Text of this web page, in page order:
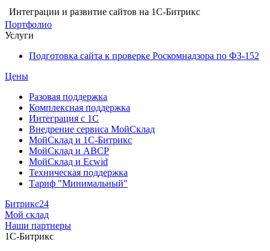
Интеграции и развитие сайтов на 1С-Битрикс
Портфолио
Услуги
Подготовка сайта к проверке Роскомнадзора по ФЗ-152
Цены
Разовая поддержка
Комплексная поддержка
Интеграция с 1С
Внедрение сервиса МойСклад
МойСклад и 1С-Битрикс
МойСклад и ABCP
МойСклад и Ecwid
Техническая поддержка
Тариф "Минимальный"
Битрикс24
Мой склад
Наши партнеры
1С-Битрикс